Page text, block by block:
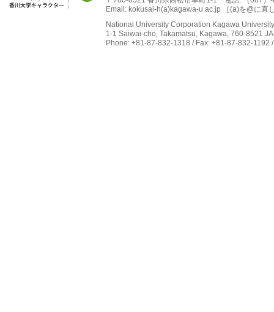
Email: kokusai-h(a)kagawa-u.ac.jp ［(a)を@に直
National University Corporation Kagawa
1-1 Saiwai-cho, Takamatsu, Kagawa, 760-8521
Phone: +81-87-832-1318 / Fax: +81-87-832-